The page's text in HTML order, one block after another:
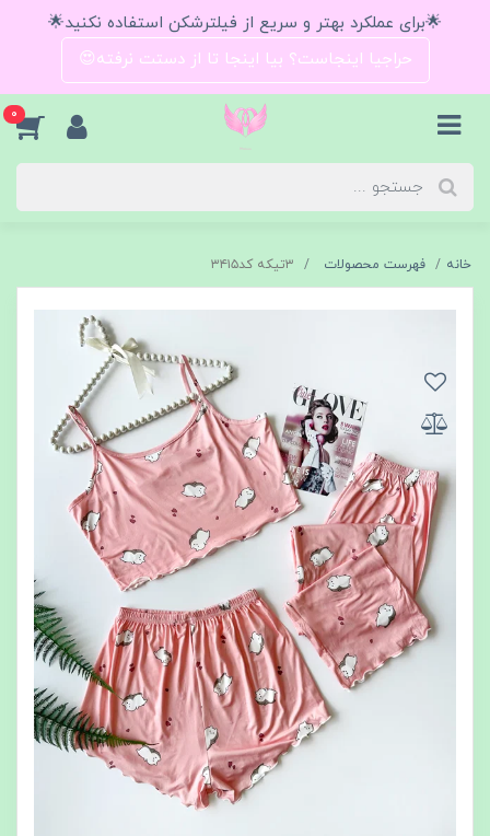
🌟برای عملکرد بهتر و سریع از فیلترشکن استفاده نکنید🌟
حراجیا اینجاست؟ بیا اینجا تا از دستت نرفته😍
0
خانه فهرست محصولات ۳تیکه کد۳۴۱۵